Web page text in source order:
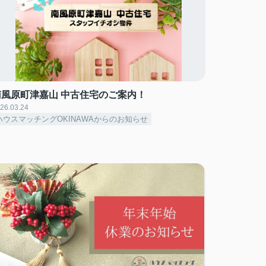
原町津嘉山 中古住宅のご案内！
ウスマッチングOKINAWAからのお知らせ